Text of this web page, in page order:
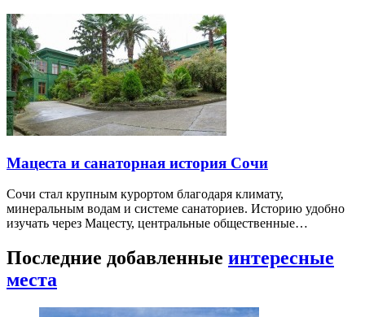
Мацеста и санаторная история Сочи
Сочи стал крупным курортом благодаря климату,
минеральным водам и системе санаториев. Историю удобно
изучать через Мацесту, центральные общественные…
Последние добавленные интересные
места